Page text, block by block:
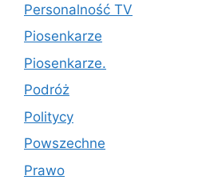
Personalność TV
Piosenkarze
Piosenkarze.
Podróż
Politycy
Powszechne
Prawo